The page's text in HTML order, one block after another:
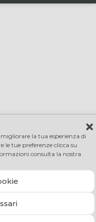
la tua esperienza di
le tue preferenze clicca su
consulta la nostra